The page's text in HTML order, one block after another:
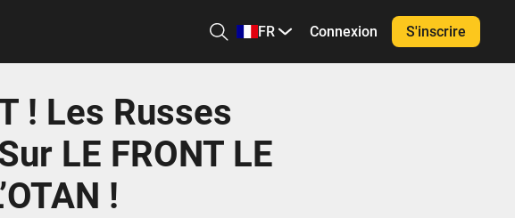
FR Connexion S'inscrire
! Les Russes
LE FRONT LE
!